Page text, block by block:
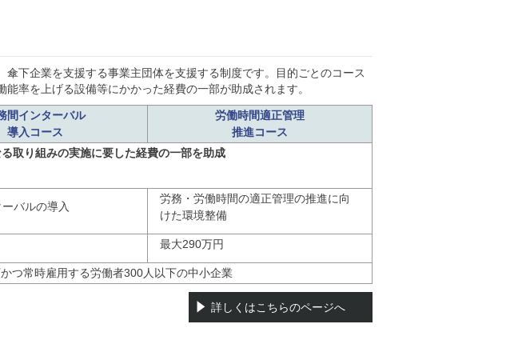
下企業を支援する事業主団体を支援する制度です。目的ごとのコース
率を上げる設備等にかかった経費の一部が助成されます。
間インターバル
導入コース
労働時間適正管理
推進コース
取り組みの実施に要した経費の一部を助成
バルの導入
労務・労働時間の適正管理の推進に向
けた環境整備
最大290万円
つ常時雇用する労働者300人以下の中小企業
詳しくはこちらのページへ